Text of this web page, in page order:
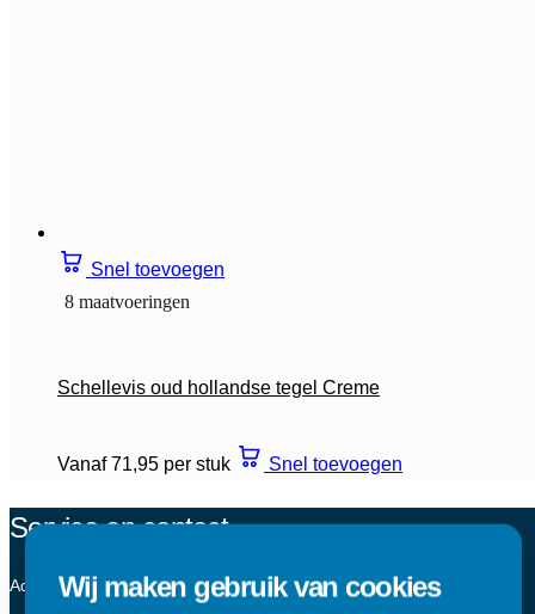
Snel toevoegen
8 maatvoeringen
Schellevis oud hollandse tegel Creme
Vanaf 71,95 per stuk Snel toevoegen
Service en contact
Advies nodig? Onze experts staan voor je klaar.
Wij maken gebruik van cookies